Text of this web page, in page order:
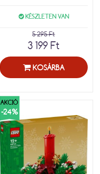
KÉSZLETEN VAN
5 295 Ft
3 199 Ft
KOSÁRBA
AKCIÓ
-24%